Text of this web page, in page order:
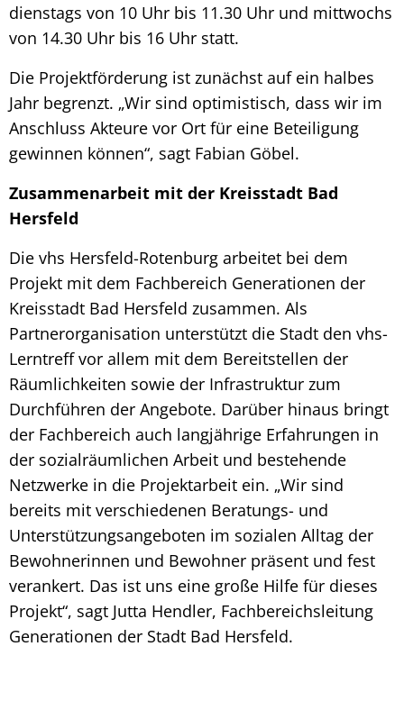
dienstags von 10 Uhr bis 11.30 Uhr und mittwochs
von 14.30 Uhr bis 16 Uhr statt.
Die Projektförderung ist zunächst auf ein halbes
Jahr begrenzt. „Wir sind optimistisch, dass wir im
Anschluss Akteure vor Ort für eine Beteiligung
gewinnen können“, sagt Fabian Göbel.
Zusammenarbeit mit der Kreisstadt Bad
Hersfeld
Die vhs Hersfeld-Rotenburg arbeitet bei dem
Projekt mit dem Fachbereich Generationen der
Kreisstadt Bad Hersfeld zusammen. Als
Partnerorganisation unterstützt die Stadt den vhs-
Lerntreff vor allem mit dem Bereitstellen der
Räumlichkeiten sowie der Infrastruktur zum
Durchführen der Angebote. Darüber hinaus bringt
der Fachbereich auch langjährige Erfahrungen in
der sozialräumlichen Arbeit und bestehende
Netzwerke in die Projektarbeit ein. „Wir sind
bereits mit verschiedenen Beratungs- und
Unterstützungsangeboten im sozialen Alltag der
Bewohnerinnen und Bewohner präsent und fest
verankert. Das ist uns eine große Hilfe für dieses
Projekt“, sagt Jutta Hendler, Fachbereichsleitung
Generationen der Stadt Bad Hersfeld.